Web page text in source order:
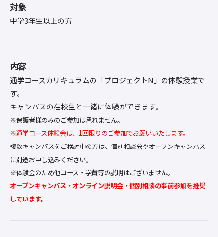
対象
中学3年生以上の方
内容
通学コースカリキュラムの「プロジェクトN」の体験授業で
す。
キャンパスの在校生と一緒に体験ができます。
※保護者様のみのご参加は承れません。
※通学コース体験会は、1回限りのご参加でお願いいたします。
複数キャンパスをご検討中の方は、個別相談会やオープンキャンパス
に別途お申し込みください。
※体験会のため他コース・学費等の説明はございません。
オープンキャンパス・オンライン説明会・個別相談の事前参加を推奨
しています。